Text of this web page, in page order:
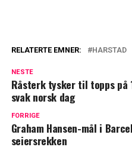
RELATERTE EMNER: HARSTAD
NESTE
Råsterk tysker til topps på
svak norsk dag
FORRIGE
Graham Hansen-mål i
seiersrekken